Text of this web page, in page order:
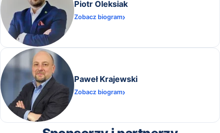
Piotr Oleksiak
Zobacz biogram
Paweł Krajewski
Zobacz biogram